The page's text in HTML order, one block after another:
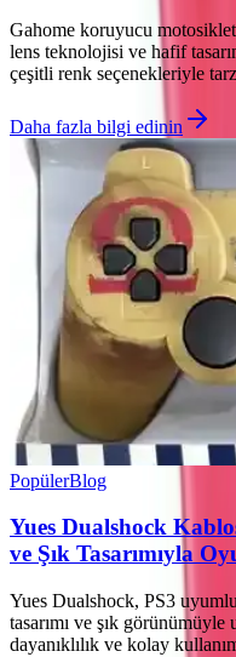
Gahome koruyucu
lens teknolojisi ve hafif
çeşitli renk seçenekleriyle
Daha fazla bilgi edinin
PopülerBlog
Yues Dualshock
ve Şık Tasarımıyla
Yues Dualshock, PS3
tasarımı ve şık
dayanıklılık ve kolay